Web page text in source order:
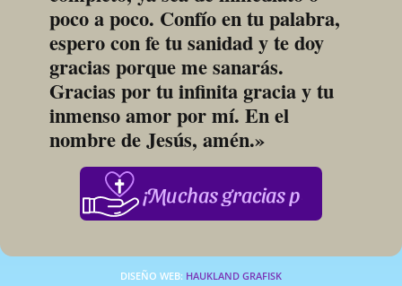
poco a poco. Confío en tu palabra,
espero con fe tu sanidad y te doy
gracias porque me sanarás.
Gracias por tu infinita gracia y tu
inmenso amor por mí. En el
nombre de Jesús, amén.»
¡Muchas gracias por su
DISEÑO WEB: HAUKLAND GRAFISK